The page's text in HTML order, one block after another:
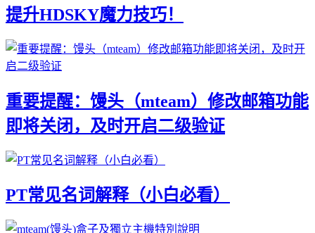
提升HDSKY魔力技巧！
重要提醒：馒头（mteam）修改邮箱功能
即将关闭，及时开启二级验证
PT常见名词解释（小白必看）